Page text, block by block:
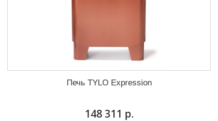
Печь TYLO Expression
148 311 р.